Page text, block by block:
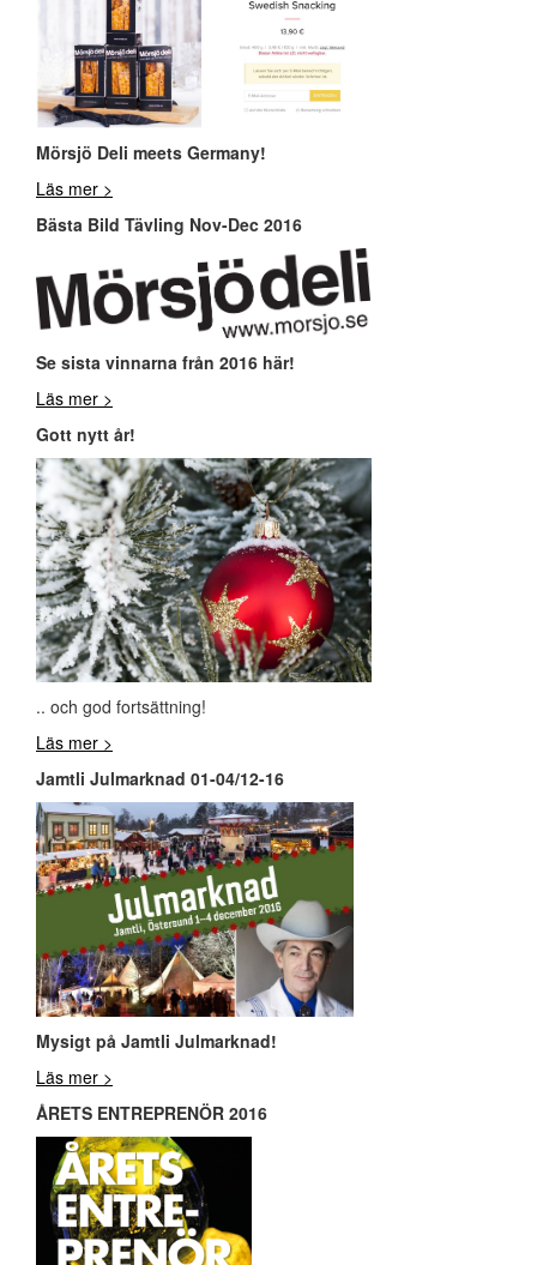
Mörsjö Deli meets Germany!
Läs mer >
Bästa Bild Tävling Nov-Dec 2016
Se sista vinnarna från 2016 här!
Läs mer >
Gott nytt år!
.. och god fortsättning!
Läs mer >
Jamtli Julmarknad 01-04/12-16
Mysigt på Jamtli Julmarknad!
Läs mer >
ÅRETS ENTREPRENÖR 2016